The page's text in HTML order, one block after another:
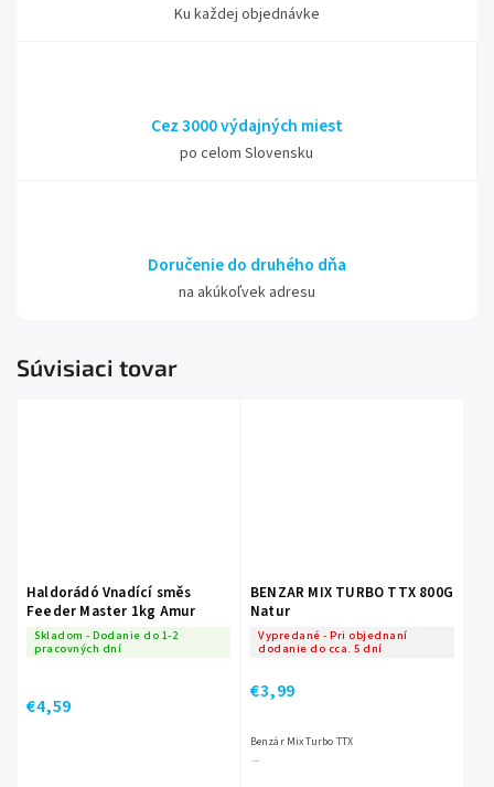
Ku každej objednávke
Cez 3000 výdajných miest
po celom Slovensku
Doručenie do druhého dňa
na akúkoľvek adresu
Súvisiaci tovar
Haldorádó Vnadící směs
Feeder Master 1kg Amur
Skladom - Dodanie do 1-2
pracovných dní
€4,59
BENZAR MIX TURBO TTX 800G
Natur
Vypredané - Pri objednaní
dodanie do cca. 5 dní
€3,99
Benzár Mix Turbo TTX
...